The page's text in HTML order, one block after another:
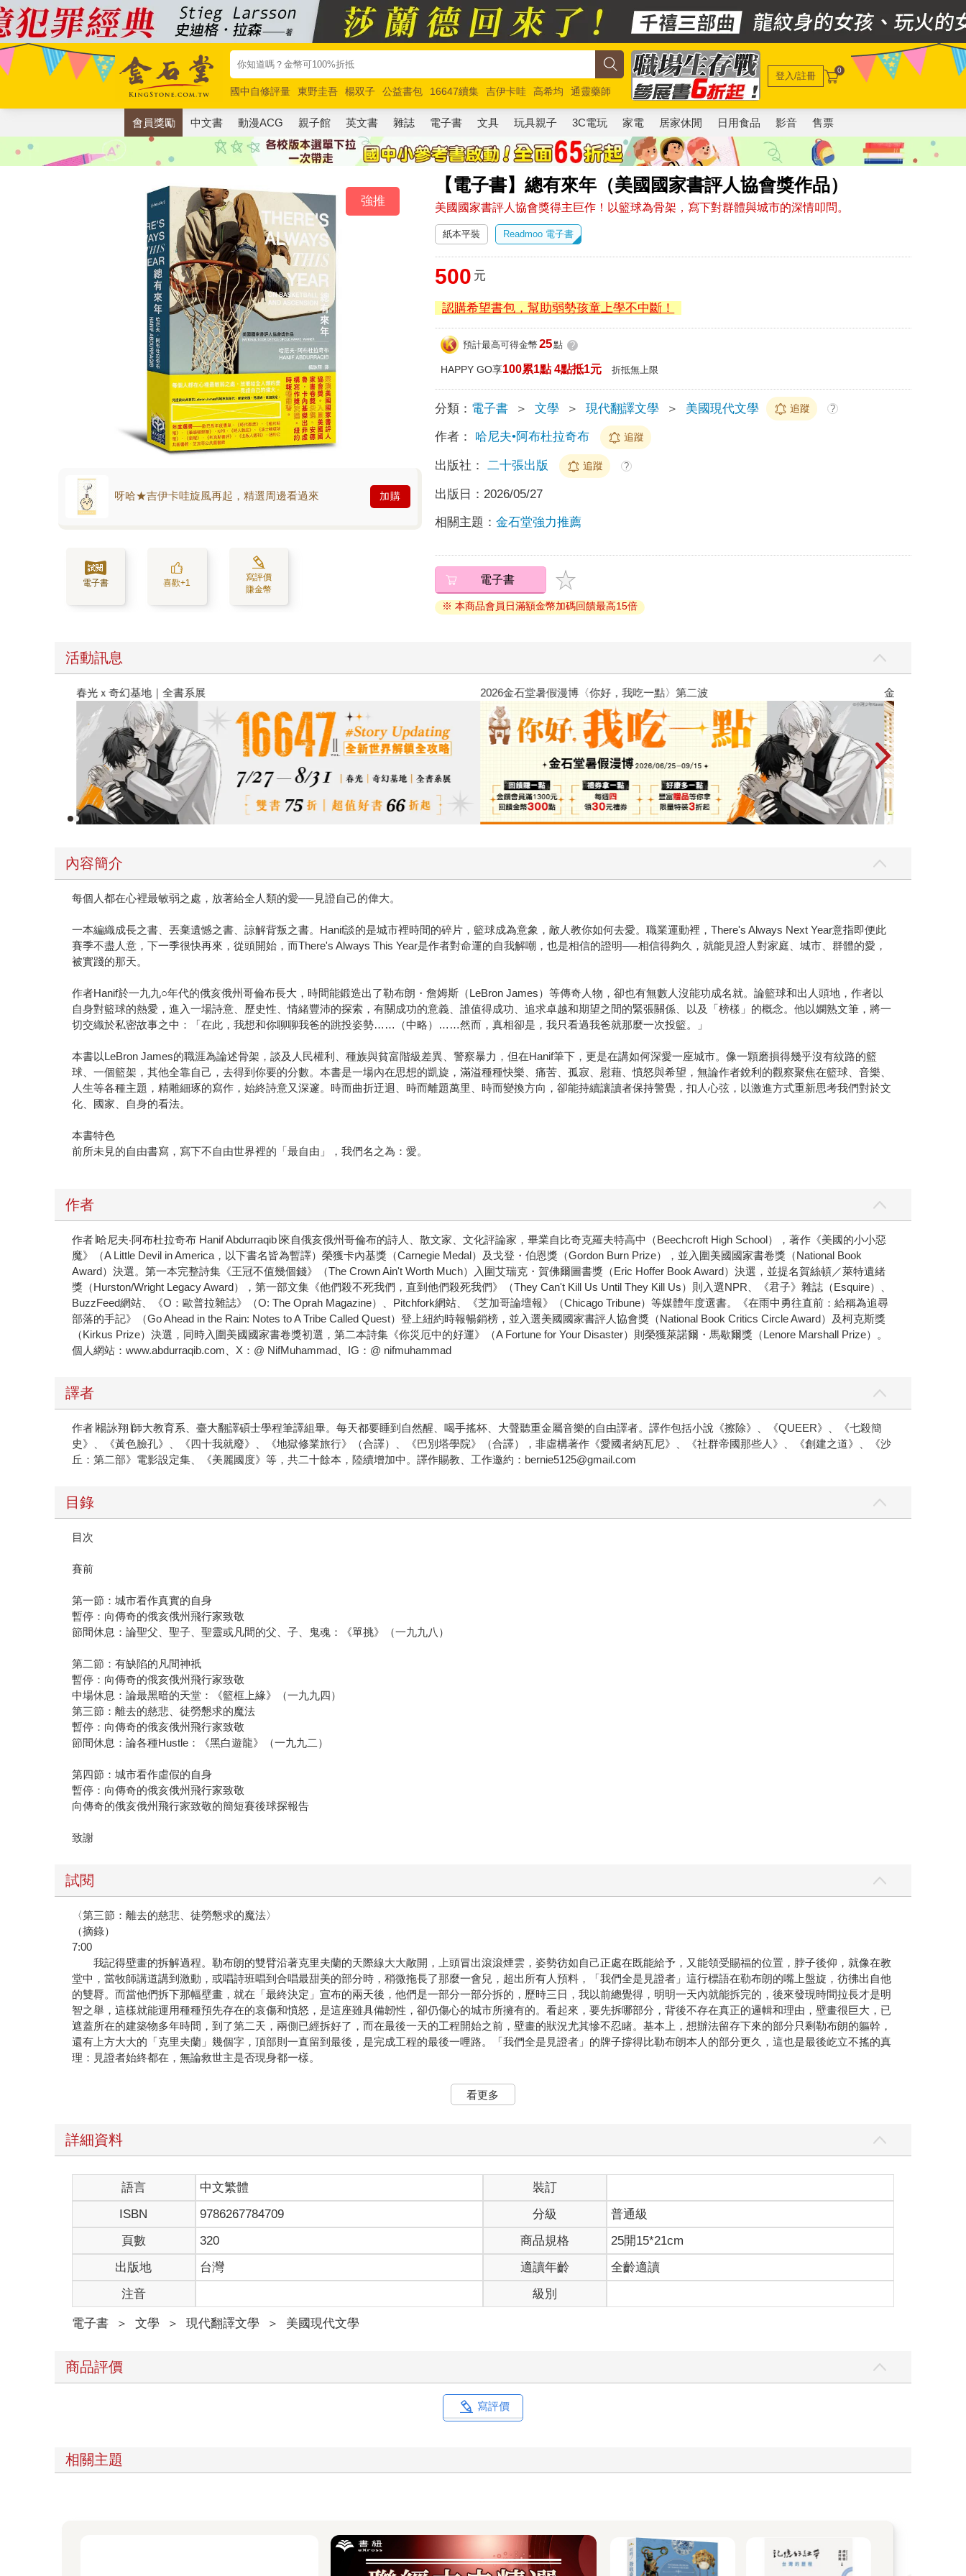
國中自修評量 東野圭吾 楊双子 公益書包 16647續集 吉伊卡哇 高希均
通靈藥師
唯紅花綻放
奧德賽 路邊攤新作 馬斯克 玩具總動員5 超慢跑
登入/註冊 0
會員獎勵 中文書 動漫ACG 親子館 英文書 雜誌 電子書 文具 玩具親子 3C電玩 家電 居家休閒 日用食品 影音 售票
【電子書】總有來年（美國國家書評人協會獎作品）
美國國家書評人協會獎得主巨作！以籃球為骨架，寫下對群體與城市的深情叩問。
強推
呀哈★吉伊卡哇旋風再起，精選周邊看過來 加購
電子書 喜歡+1
寫評價
賺金幣
紙本平裝 Readmoo 電子書
500 元
認購希望書包，幫助弱勢孩童上學不中斷！
預計最高可得金幣 25點 ?
HAPPY GO享100累1點 4點抵1元 折抵無上限
分類： 電子書 ＞ 文學 ＞ 現代翻譯文學 ＞ 美國現代文學 追蹤 ?
作者： 哈尼夫•阿布杜拉奇布 追蹤
出版社： 二十張出版 追蹤 ?
出版日： 2026/05/27
相關主題：金石堂強力推薦
電子書
※ 本商品會員日滿額金幣加碼回饋最高15倍
活動訊息
春光ｘ奇幻基地｜全書系展 2026金石堂暑假漫博〈你好，我吃一點〉第二波 金石堂2026海
內容簡介
每個人都在心裡最敏弱之處，放著給全人類的愛──見證自己的偉大。
一本編織成長之書、丟棄遺憾之書、諒解背叛之書。Hanif談的是城市裡時間的碎片，籃球成為意象，敵人教你如何去愛。職業運動裡，There's Always Next Year意指即便此
賽季不盡人意，下一季很快再來，從頭開始，而There's Always This Year是作者對命運的自我解嘲，也是相信的證明──相信得夠久，就能見證人對家庭、城市、群體的愛，
被實踐的那天。
作者Hanif於一九九○年代的俄亥俄州哥倫布長大，時間能鍛造出了勒布朗・詹姆斯（LeBron James）等傳奇人物，卻也有無數人沒能功成名就。論籃球和出人頭地，作者以
自身對籃球的熱愛，進入一場詩意、歷史性、情緒豐沛的探索，有關成功的意義、誰值得成功、追求卓越和期望之間的緊張關係、以及「榜樣」的概念。他以嫻熟文筆，將一
切交織於私密故事之中：「在此，我想和你聊聊我爸的跳投姿勢……（中略）……然而，真相卻是，我只看過我爸就那麼一次投籃。」
本書以LeBron James的職涯為論述骨架，談及人民權利、種族與貧富階級差異、警察暴力，但在Hanif筆下，更是在講如何深愛一座城市。像一顆磨損得幾乎沒有紋路的籃
球、一個籃架，其他全靠自己，去得到你要的分數。本書是一場內在思想的凱旋，滿溢種種快樂、痛苦、孤寂、慰藉、憤怒與希望，無論作者銳利的觀察聚焦在籃球、音樂、
人生等各種主題，精雕細琢的寫作，始終詩意又深邃。時而曲折迂迴、時而離題萬里、時而變換方向，卻能持續讓讀者保持警覺，扣人心弦，以激進方式重新思考我們對於文
化、國家、自身的看法。
本書特色
前所未見的自由書寫，寫下不自由世界裡的「最自由」，我們名之為：愛。
作者
作者∣哈尼夫‧阿布杜拉奇布 Hanif Abdurraqib∣來自俄亥俄州哥倫布的詩人、散文家、文化評論家，畢業自比奇克羅夫特高中（Beechcroft High School），著作《美國的小小惡
魔》（A Little Devil in America，以下書名皆為暫譯）榮獲卡內基獎（Carnegie Medal）及戈登・伯恩獎（Gordon Burn Prize），並入圍美國國家書卷獎（National Book
Award）決選。第一本完整詩集《王冠不值幾個錢》（The Crown Ain't Worth Much）入圍艾瑞克・賀佛爾圖書獎（Eric Hoffer Book Award）決選，並提名賀絲頓／萊特遺緒
獎（Hurston/Wright Legacy Award），第一部文集《他們殺不死我們，直到他們殺死我們》（They Can't Kill Us Until They Kill Us）則入選NPR、《君子》雜誌（Esquire）、
BuzzFeed網站、《O：歐普拉雜誌》（O: The Oprah Magazine）、Pitchfork網站、《芝加哥論壇報》（Chicago Tribune）等媒體年度選書。《在雨中勇往直前：給稱為追尋
部落的手記》（Go Ahead in the Rain: Notes to A Tribe Called Quest）登上紐約時報暢銷榜，並入選美國國家書評人協會獎（National Book Critics Circle Award）及柯克斯獎
（Kirkus Prize）決選，同時入圍美國國家書卷獎初選，第二本詩集《你災厄中的好運》（A Fortune for Your Disaster）則榮獲萊諾爾・馬歇爾獎（Lenore Marshall Prize）。
個人網站：www.abdurraqib.com、X：@ NifMuhammad、IG：@ nifmuhammad
譯者
作者∣楊詠翔∣師大教育系、臺大翻譯碩士學程筆譯組畢。每天都要睡到自然醒、喝手搖杯、大聲聽重金屬音樂的自由譯者。譯作包括小說《擦除》、《QUEER》、《七殺簡
史》、《黃色臉孔》、《四十我就廢》、《地獄修業旅行》（合譯）、《巴別塔學院》（合譯），非虛構著作《愛國者納瓦尼》、《社群帝國那些人》、《創建之道》、《沙
丘：第二部》電影設定集、《美麗國度》等，共二十餘本，陸續增加中。譯作賜教、工作邀約：bernie5125@gmail.com
目錄
目次
賽前
第一節：城市看作真實的自身
暫停：向傳奇的俄亥俄州飛行家致敬
節間休息：論聖父、聖子、聖靈或凡間的父、子、鬼魂：《單挑》（一九九八）
第二節：有缺陷的凡間神祇
暫停：向傳奇的俄亥俄州飛行家致敬
中場休息：論最黑暗的天堂：《籃框上緣》（一九九四）
第三節：離去的慈悲、徒勞懇求的魔法
暫停：向傳奇的俄亥俄州飛行家致敬
節間休息：論各種Hustle：《黑白遊龍》（一九九二）
第四節：城市看作虛假的自身
暫停：向傳奇的俄亥俄州飛行家致敬
向傳奇的俄亥俄州飛行家致敬的簡短賽後球探報告
致謝
試閱
〈第三節：離去的慈悲、徒勞懇求的魔法〉
（摘錄）
7:00
我記得壁畫的拆解過程。勒布朗的雙臂沿著克里夫蘭的天際線大大敞開，上頭冒出滾滾煙雲，姿勢彷如自己正處在既能給予，又能領受賜福的位置，脖子後仰，就像在教
堂中，當牧師講道講到激動，或唱詩班唱到合唱最甜美的部分時，稍微拖長了那麼一會兒，超出所有人預料，「我們全是見證者」這行標語在勒布朗的嘴上盤旋，彷彿出自他
的雙脣。而當他們拆下那幅壁畫，就在「最終決定」宣布的兩天後，他們是一部分一部分拆的，歷時三日，我以前總覺得，明明一天內就能拆完的，後來發現時間拉長才是明
智之舉，這樣就能運用種種預先存在的哀傷和憤怒，是這座雖具備韌性，卻仍傷心的城市所擁有的。看起來，要先拆哪部分，背後不存在真正的邏輯和理由，壁畫很巨大，已
遮蓋所在的建築物多年時間，到了第二天，兩側已經拆好了，而在最後一天的工程開始之前，壁畫的狀況尤其慘不忍睹。基本上，想辦法留存下來的部分只剩勒布朗的軀幹，
還有上方大大的「克里夫蘭」幾個字，頂部則一直留到最後，是完成工程的最後一哩路。「我們全是見證者」的牌子撐得比勒布朗本人的部分更久，這也是最後屹立不搖的真
理：見證者始終都在，無論救世主是否現身都一樣。
在現實生活中，在一段不是由兩個人所構成，而是由許多人對一個人，或一個人和一座城市構成的關係中，並不需要去想像結果。一切注定如此，對方終將離開。我雖然
支持一個地方的情感政治，但連我都理解它的脆弱，無法強迫任何人服從，一個地方的情感政治，也不一定和「留下」有關，反倒和知曉有關。我在這裡做壞事，是因為我知
聆聽四首完整的歌，沒有人會問為何你孤身一人，因為他們也是。當你碰觸一個地方，一手撫過，長達數十年，少有事物的歷史如此親密，而當那個地方回過頭來碰觸你，假
可能浪漫過了頭。當然，我也沒有對出走的欲望免疫，我早就說過，我曾深信我的救贖將在他處尋得，所以我懂，歸根究底，我們之中某些人寧願長命百歲，過著其他人認為
算是失敗的人生，但得要在每次都接得住你的所在這麼做才行。我寧願接受，而非在一座不願禮尚往來碰觸你的城市裡功成名就，就算聽見了我快樂的叫喊，也不會有半點回
音。但這可不包括
6:40
火焰。畢竟在所有我深愛城市的街頭上，從來沒有寫著我名字的東西遭焚燒。在「最終決定」宣布那晚，克里夫蘭的人們嘴上叼著菸，按壓打火機，從底部點燃勒布朗・
詹姆斯的球衣，當打火機無法獨自完成任務時，還有人在球衣背面灑上點火液。而當球衣熊熊燃燒起來，便被扔到地上，二十三號的兩個數字在各自的象限中燒毀，就像兩個
不同的國家同時崩毀，奇蹟似地，即便火勢蔓延，「詹姆斯」的「詹」短暫逃過一劫，接著大家開始往球衣上扔更多東西。先是T恤，接著，出於某種理由，是一雙Adidas球
鞋，圓圈外的某個人一面火上加油，規模雖小卻逐漸成長的人群，則間或大喊著什麼有關背叛的事。負責將各種物品泡進點火液的人面前架著麥克風，他的聲音因為大吼大叫
都啞了，不過還是知會大眾，他對勒布朗・詹姆斯的感受：這人對我來說已經死了。
6:38
的橘色照亮，火焰一面推進除此之外一片漆黑的夏日深夜中，而這些人全都是白人，在「最終決定」的餘波中，接受訪問的人，有一大堆都是白人，且和這一刻有關的諸多話
語，從嘴裡說出的，也都圍繞著死亡與埋葬。沒錯，某些只是在說他們希望他在邁阿密永遠奪不了冠，也永遠找不到那條通往榮耀的捷徑，是他拋下這座城市前去追尋的，可
姆斯對他們來說已和死人無異。他曾為了崇高目的奮鬥過，雖說若是你問這些人的意見，那他也沒做得多好就是了，接著卻做了件令人賭爛的事，所以他再也不復存在了。而
聽著，想當然，在另一連串的情境下，我當然也當過這種人，也安慰過這樣的人，我自己也曾堅持，某個人對我來說已經死了，就像作古的紋章。好把他們的相框翻面，把稍
所以，我在此很有可能不算公允。但我還是很懂心碎，也很懂這個國家，所以，我也有可能已盡量公允了。
6:30
響曲。我也並不只是在說火焰的聲音而已，不只是火焰用劈哩啪啦的手指擾動天空的方式，如果你聽得出正確的音符，那其實充滿韻律（我想，這同樣也是視誰在燒和燒什麼
而定）。我指的是那些手，和火焰的始作俑者，還有那些吸引人們渴望火焰迫切的熱，觀看並傳播歡欣傷害的原因。人們帶著所有重複的感受，是隱藏在快爆開的門後的，然
看更多
詳細資料
語言 中文繁體
裝訂
ISBN
9786267784709 分級
普通級
頁數
320 商品規格
25開15*21cm
出版地
台灣 適讀年齡
全齡適讀
注音
級別
電子書 ＞ 文學 ＞ 現代翻譯文學 ＞ 美國現代文學
商品評價
寫評價
相關主題